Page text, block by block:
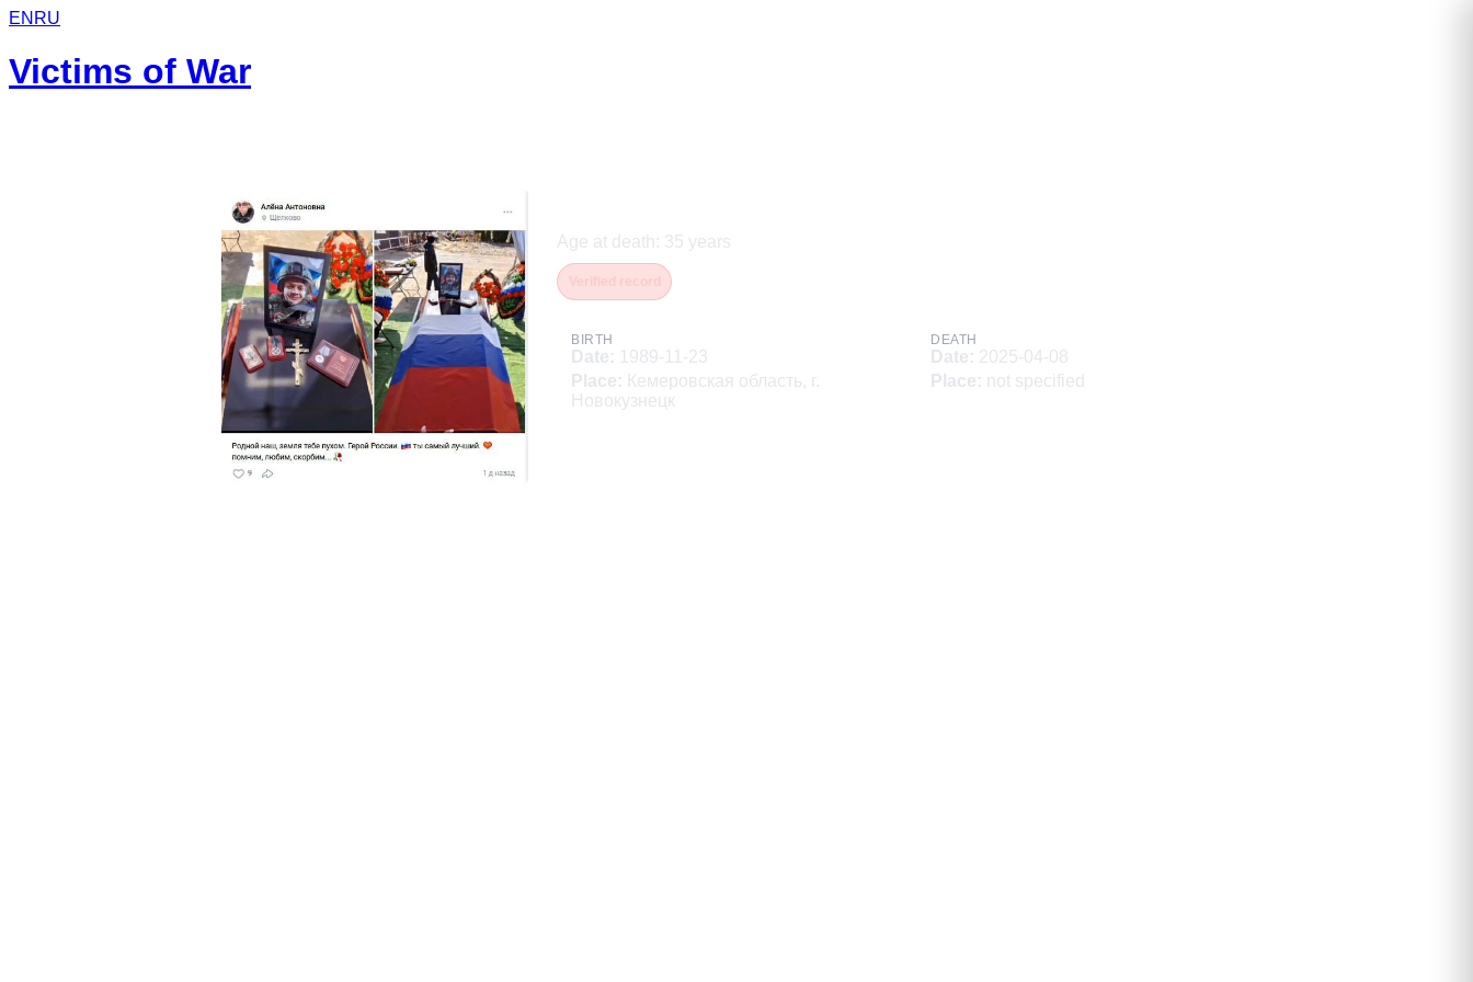
EN RU
Victims of War
Age at death : 35 years
BIRTH
Date: 1989-11-23
Place: Кемеровская область, г.
Новокузнецк
DEATH
Date: 2025-04-08
Place: not specified